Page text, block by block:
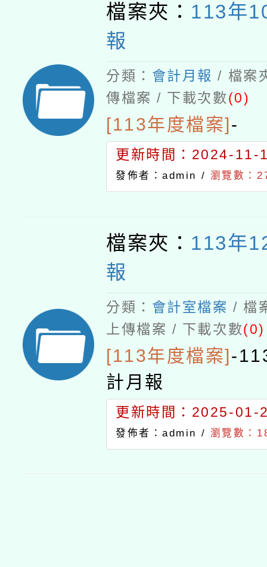
檔案夾： 113年
報
分類： 會計月報 / 檔案
傳檔案 / 下載次數(0)
[113年度檔案]-
更新時間：2024-11-
發佈者：admin / 瀏覽數：
檔案夾： 113年
報
分類： 會計室檔案 / 檔
上傳檔案 / 下載次數(0)
[113年度檔案]-
計月報
更新時間：2025-01-
發佈者：admin / 瀏覽數：